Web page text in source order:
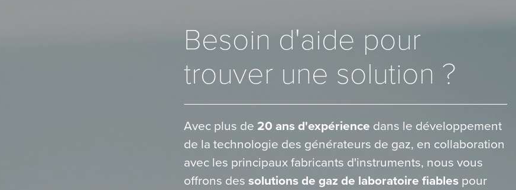
Besoin d'aide pour
trouver une solution ?
Avec plus de 20 ans d'expérience dans le développement
de la technologie des générateurs de gaz, en collaboration
avec les principaux fabricants d'instruments, nous vous
offrons des solutions de gaz de laboratoire fiablespour